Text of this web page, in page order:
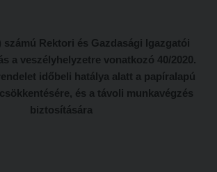
konferencia
megelőző ismeretek hallgatók részére
eduID
számú Rektori és Gazdasági Igazgatói
a veszélyhelyzetre vonatkozó 40/2020.
időbeli hatálya alatt a papíralapú
és a távoli munkavégzés
biztosítására